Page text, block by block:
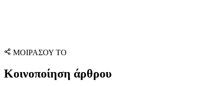
ΜΟΙΡΑΣΟΥ ΤΟ
Κοινοποίηση άρθρου